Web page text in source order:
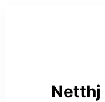
Netthj